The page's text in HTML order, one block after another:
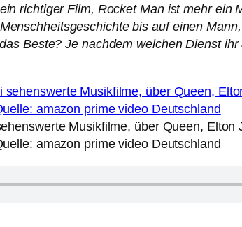
richtiger Film, Rocket Man ist mehr ein
bis auf einen
Beste? Je nachdem welchen Dienst
Musikfilme, über Queen,
amazon prime video Deutschland